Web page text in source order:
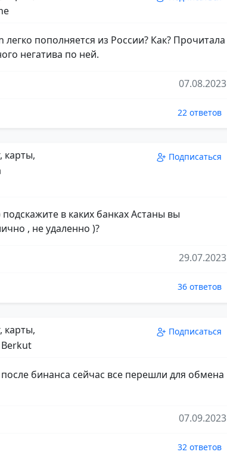
легко пополняется из России? Как? Прочитала
негатива по ней.
07.08.2023
22 ответов
карты,
Подписаться
в каких банках Астаны вы
, не удаленно )?
29.07.2023
36 ответов
карты,
Подписаться
бинанса сейчас все перешли для обмена
07.09.2023
32 ответов